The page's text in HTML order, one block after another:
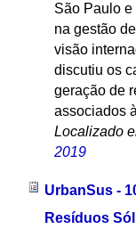
São Paulo
na gestão
visão
discutiu os
geração de
associados
Localizado
2019
UrbanSus -
Resíduos